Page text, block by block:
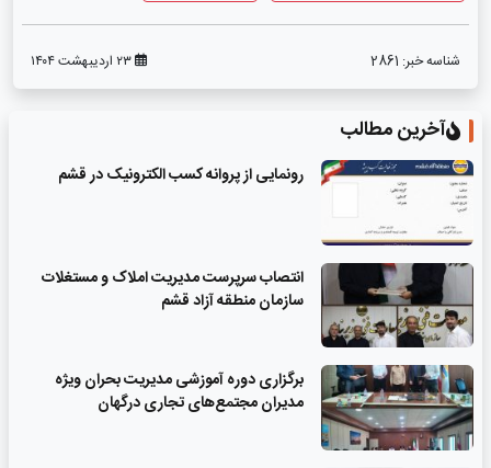
شناسه خبر:
آخرین مطالب
رونمایی از پروانه کسب الکترونیک در قشم
انتصاب سرپرست مدیریت املاک و مستغلات
سازمان منطقه آزاد قشم
برگزاری دوره آموزشی مدیریت بحران ویژه
مدیران مجتمع‌های تجاری درگهان